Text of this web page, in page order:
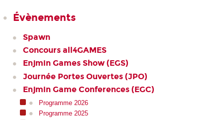
Évènements
Spawn
Concours all4GAMES
Enjmin Games Show (EGS)
Journée Portes Ouvertes (JPO)
Enjmin Game Conferences (EGC)
Programme 2026
Programme 2025